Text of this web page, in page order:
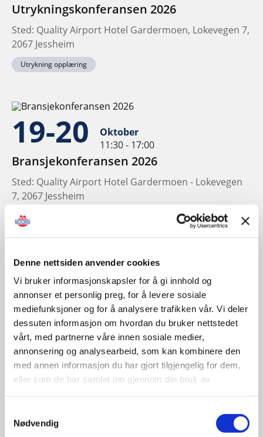
Denne nettsiden anvender cookies
Vi bruker informasjonskapsler for å gi innhold og
annonser et personlig preg, for å levere sosiale
mediefunksjoner og for å analysere trafikken vår. Vi deler
dessuten informasjon om hvordan du bruker nettstedet
vårt, med partnerne våre innen sosiale medier,
annonsering og analysearbeid, som kan kombinere den
med annen informasjon du har gjort tilgjengelig for dem,
eller som de har samlet inn gjennom din bruk av
Nødvendig
Utrykningskonferansen 2026
Sted: Quality Airport Hotel Gardermoen, Lokevegen 7,
2067 Jessheim
Utrykning opplæring
19-20
Oktober
11:30 - 17:00
Bransjekonferansen 2026
Sted: Quality Airport Hotel Gardermoen - Lokevegen
7, 2067 Jessheim
Sertifisert opplæring/kontroll
November
09-10
November
11:30 - 17:00
Tungbilkonferansen 2026
Tungbil etterutdanning